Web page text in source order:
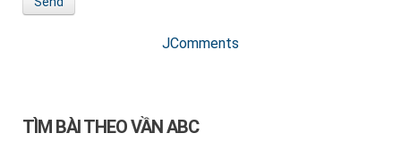
JComments
TÌM BÀI THEO VẦN ABC